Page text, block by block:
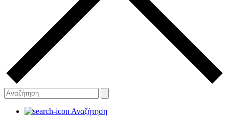
Αναζήτηση